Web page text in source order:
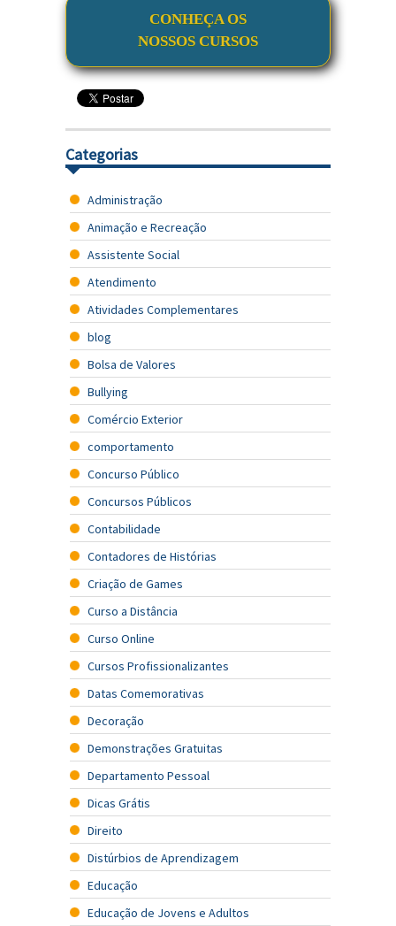
CONHEÇA OS
NOSSOS CURSOS
Categorias
Administração
Animação e Recreação
Assistente Social
Atendimento
Atividades Complementares
blog
Bolsa de Valores
Bullying
Comércio Exterior
comportamento
Concurso Público
Concursos Públicos
Contabilidade
Contadores de Histórias
Criação de Games
Curso a Distância
Curso Online
Cursos Profissionalizantes
Datas Comemorativas
Decoração
Demonstrações Gratuitas
Departamento Pessoal
Dicas Grátis
Direito
Distúrbios de Aprendizagem
Educação
Educação de Jovens e Adultos